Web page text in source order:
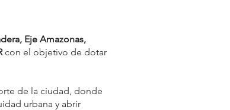
Eje Amazonas,
con el objetivo de dotar
de la ciudad, donde
urbana y abrir